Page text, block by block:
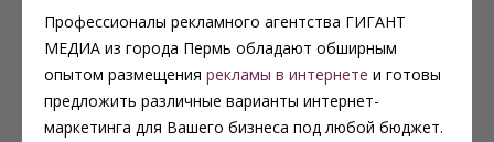
Профессионалы рекламного агентства ГИГАНТ
МЕДИА из города Пермь обладают обширным
опытом размещения рекламы в интернете и готовы
предложить различные варианты интернет-
маркетинга для Вашего бизнеса под любой бюджет.